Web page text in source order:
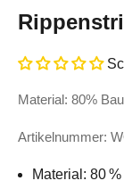
Material: 80%
Artikelnummer:
Material: 80